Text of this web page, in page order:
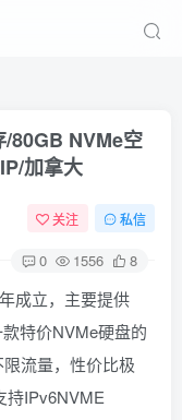
80GB NVMe空
加拿大
关注 私信
0 1556 8
成立，主要提供
特价NVMe硬盘的
流量，性价比极
持IPv6NVME